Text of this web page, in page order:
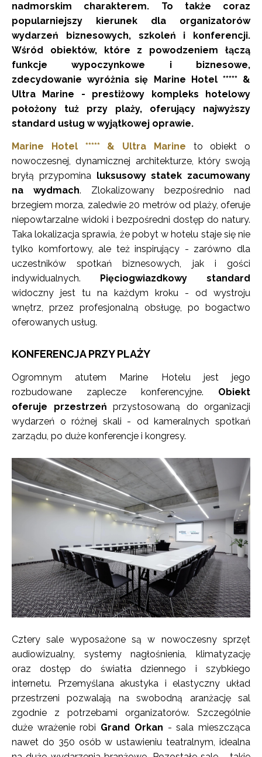
nadmorskim charakterem. To także coraz
popularniejszy kierunek dla organizatorów
wydarzeń biznesowych, szkoleń i konferencji.
Wśród obiektów, które z powodzeniem łączą
funkcje wypoczynkowe i biznesowe,
zdecydowanie wyróżnia się Marine Hotel ***** &
Ultra Marine - prestiżowy kompleks hotelowy
położony tuż przy plaży, oferujący najwyższy
standard usług w wyjątkowej oprawie.
Marine Hotel ***** & Ultra Marine to obiekt o
nowoczesnej, dynamicznej architekturze, który swoją
bryłą przypomina luksusowy statek zacumowany
na wydmach. Zlokalizowany bezpośrednio nad
brzegiem morza, zaledwie 20 metrów od plaży, oferuje
niepowtarzalne widoki i bezpośredni dostęp do natury.
Taka lokalizacja sprawia, że pobyt w hotelu staje się nie
tylko komfortowy, ale też inspirujący - zarówno dla
uczestników spotkań biznesowych, jak i gości
indywidualnych.
Pięciogwiazdkowy standard
widoczny jest tu na każdym kroku - od wystroju
wnętrz, przez profesjonalną obsługę, po bogactwo
oferowanych usług.
KONFERENCJA PRZY PLAŻY
Ogromnym atutem Marine Hotelu jest jego
rozbudowane zaplecze konferencyjne. Obiekt
oferuje przestrzeń przystosowaną do organizacji
wydarzeń o różnej skali - od kameralnych spotkań
zarządu, po duże konferencje i kongresy.
Cztery sale wyposażone są w nowoczesny sprzęt
audiowizualny, systemy nagłośnienia, klimatyzację
oraz dostęp do światła dziennego i szybkiego
internetu. Przemyślana akustyka i elastyczny układ
przestrzeni pozwalają na swobodną aranżację sal
zgodnie z potrzebami organizatorów. Szczególnie
duże wrażenie robi Grand Orkan - sala mieszcząca
nawet do 350 osób w ustawieniu teatralnym, idealna